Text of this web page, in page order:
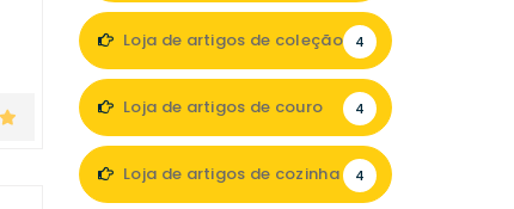
Loja de artigos de coleção 4
Loja de artigos de couro 4
Loja de artigos de cozinha 4